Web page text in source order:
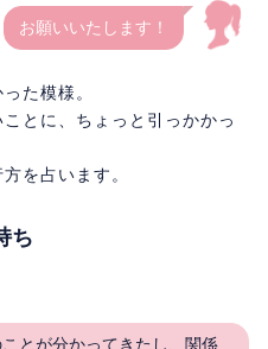
お願いいたします！
た模様。
とに、ちょっと引っかかっ
を占います。
ち
とが分かってきたし、関係